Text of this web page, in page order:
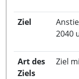
Ziel
2040
Art des
Ziels
Ziel